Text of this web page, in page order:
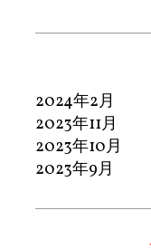
2024年2月
2023年11月
2023年10月
2023年9月